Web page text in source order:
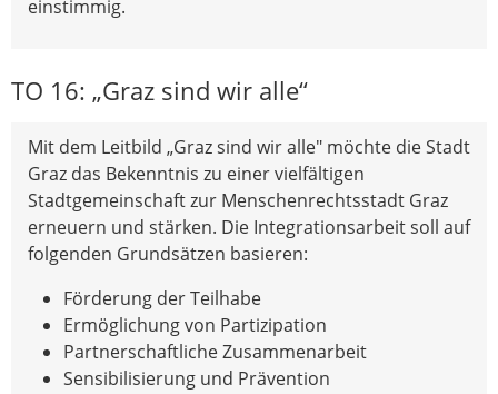
einstimmig.
TO 16: „Graz sind wir alle“
Mit dem Leitbild „Graz sind wir alle" möchte die Stadt
Graz das Bekenntnis zu einer vielfältigen
Stadtgemeinschaft zur Menschenrechtsstadt Graz
erneuern und stärken. Die Integrationsarbeit soll auf
folgenden Grundsätzen basieren:
Förderung der Teilhabe
Ermöglichung von Partizipation
Partnerschaftliche Zusammenarbeit
Sensibilisierung und Prävention